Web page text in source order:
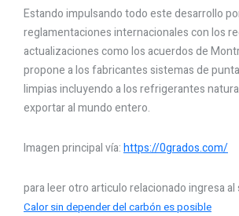
Estando impulsando todo este desarrollo
reglamentaciones internacionales con los
actualizaciones como los acuerdos de
propone a los fabricantes sistemas de
limpias incluyendo a los refrigerantes
exportar al mundo entero.
Imagen principal vía:https://0grados.com/
para leer otro articulo relacionado ingresa
Calor sin depender del carbón es posible